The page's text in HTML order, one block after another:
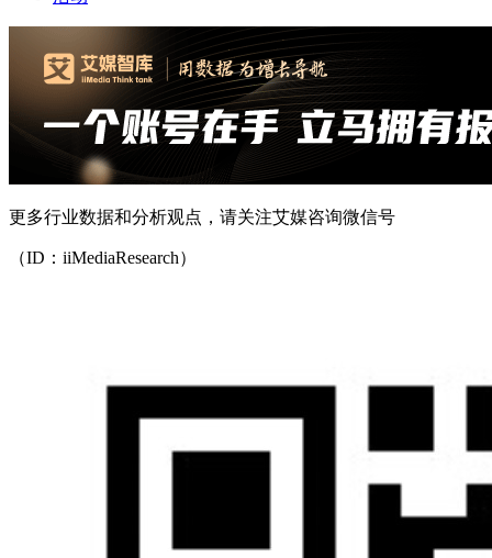
更多行业数据和分析观点，请关注艾媒咨询微信号
（ID：iiMediaResearch）